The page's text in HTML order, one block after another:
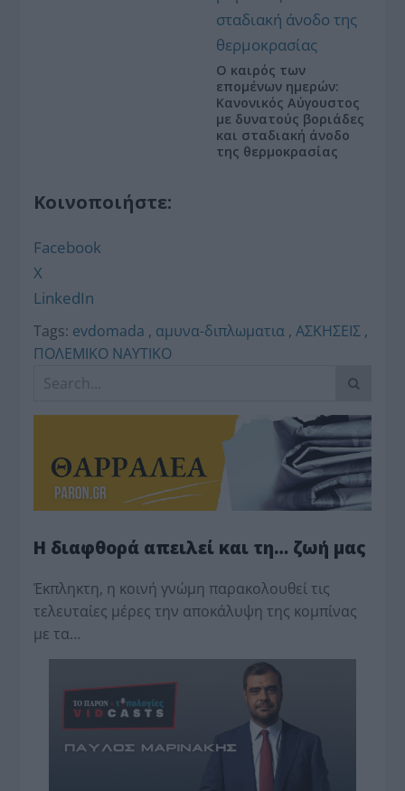
Ο καιρός των
επομένων ημερών:
Κανονικός Αύγουστος
με δυνατούς βοριάδες
και σταδιακή άνοδο
της θερμοκρασίας
Κοινοποιήστε:
Facebook
X
LinkedIn
Tags: evdomada , αμυνα-διπλωματια ,ΑΣΚΗΣΕΙΣ ,
ΠΟΛΕΜΙΚΟ ΝΑΥΤΙΚΟ
Η διαφθορά απειλεί και τη… ζωή μας
Έκπληκτη, η κοινή γνώμη παρακολουθεί τις
τελευταίες μέρες την αποκάλυψη της κο­μπίνας
με τα…